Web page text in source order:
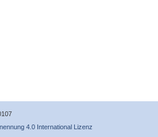
4.0 International Lizenz